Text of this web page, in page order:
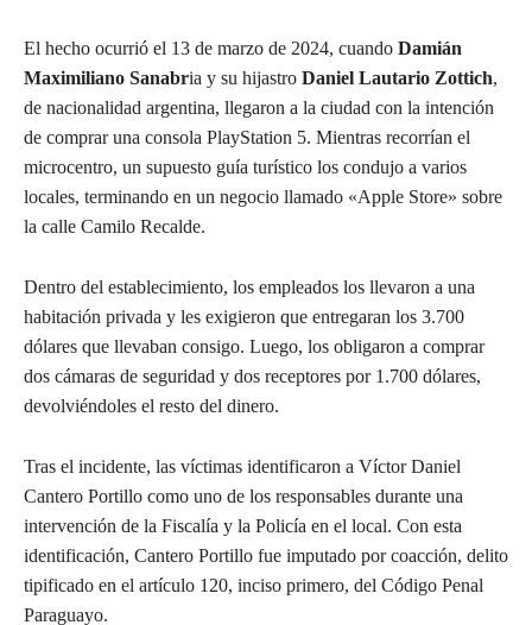
El hecho ocurrió el 13 de marzo de 2024, cuando Damián
Maximiliano Sanabria y su hijastro Daniel Lautario Zottich,
de nacionalidad argentina, llegaron a la ciudad con la intención
de comprar una consola PlayStation 5. Mientras recorrían el
microcentro, un supuesto guía turístico los condujo a varios
locales, terminando en un negocio llamado «Apple Store» sobre
la calle Camilo Recalde.
Dentro del establecimiento, los empleados los llevaron a una
habitación privada y les exigieron que entregaran los 3.700
dólares que llevaban consigo. Luego, los obligaron a comprar
dos cámaras de seguridad y dos receptores por 1.700 dólares,
devolviéndoles el resto del dinero.
Tras el incidente, las víctimas identificaron a Víctor Daniel
Cantero Portillo como uno de los responsables durante una
intervención de la Fiscalía y la Policía en el local. Con esta
identificación, Cantero Portillo fue imputado por coacción, delito
tipificado en el artículo 120, inciso primero, del Código Penal
Paraguayo.